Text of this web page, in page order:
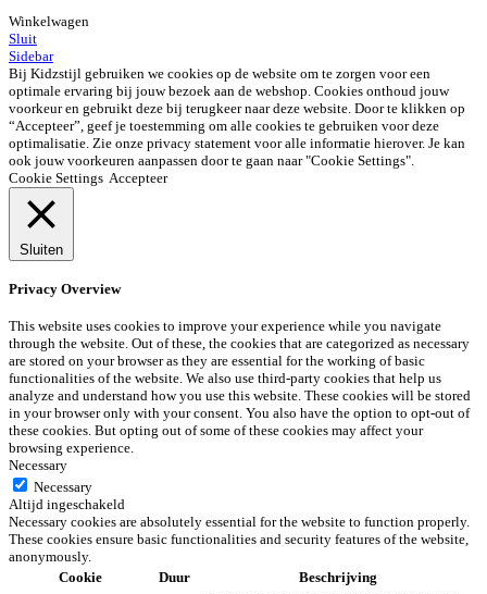
Winkelwagen
Sluit
Sidebar
Bij Kidzstijl gebruiken we cookies op de website om te zorgen voor een
optimale ervaring bij jouw bezoek aan de webshop. Cookies onthoud jouw
voorkeur en gebruikt deze bij terugkeer naar deze website. Door te klikken op
“Accepteer”, geef je toestemming om alle cookies te gebruiken voor deze
optimalisatie. Zie onze privacy statement voor alle informatie hierover. Je kan
ook jouw voorkeuren aanpassen door te gaan naar "Cookie Settings".
Cookie Settings Accepteer
Sluiten
Privacy Overview
This website uses cookies to improve your experience while you navigate
through the website. Out of these, the cookies that are categorized as necessary
are stored on your browser as they are essential for the working of basic
functionalities of the website. We also use third-party cookies that help us
analyze and understand how you use this website. These cookies will be stored
in your browser only with your consent. You also have the option to opt-out of
these cookies. But opting out of some of these cookies may affect your
browsing experience.
Necessary
Necessary
Altijd ingeschakeld
Necessary cookies are absolutely essential for the website to function properly.
These cookies ensure basic functionalities and security features of the website,
anonymously.
Cookie
Duur Beschrijving